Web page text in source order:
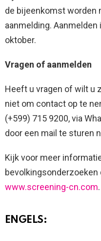
de bijeenkomst worden
aanmelding.
oktober.
Vragen of aanmelden
Heeft u vragen of wilt u
niet om contact op te
(+599) 715 9200, via
door een mail te sturen
Kijk voor meer
bevolkingsonderzoeken
www.screening-cn.com.
ENGELS: